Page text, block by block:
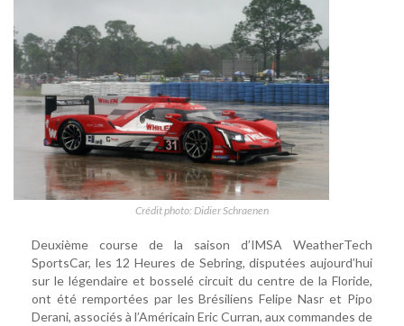
Crédit photo: Didier Schraenen
Deuxième course de la saison d’IMSA WeatherTech
SportsCar, les 12 Heures de Sebring, disputées aujourd’hui
sur le légendaire et bosselé circuit du centre de la Floride,
ont été remportées par les Brésiliens Felipe Nasr et Pipo
Derani, associés à l’Américain Eric Curran, aux commandes de